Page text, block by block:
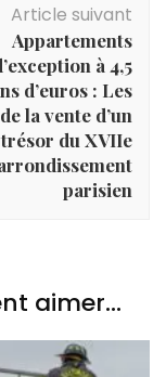
Article suivant
Appartements
à 4,5
d’euros : Les
la vente d’un
trésor du XVIIe
parisien
aimer...